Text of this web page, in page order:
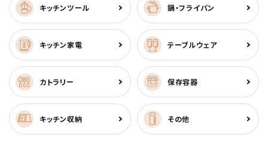
キッチンツール 鍋・フライパン
キッチン家電 テーブルウェア
カトラリー 保存容器
キッチン収納 その他